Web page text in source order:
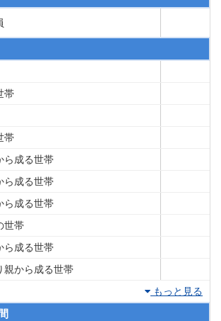
帯
帯
ら成る世帯
ら成る世帯
ら成る世帯
世帯
ら成る世帯
親から成る世帯
もっと見る